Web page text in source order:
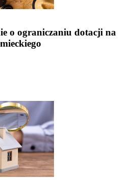
o ograniczaniu dotacji na